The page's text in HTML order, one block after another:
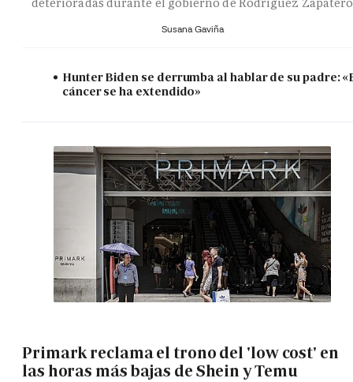
deterioradas durante el gobierno de Rodríguez Zapatero
Susana Gaviña
Hunter Biden se derrumba al hablar de su padre:
cáncer se ha extendido»
Primark reclama el trono del 'low cost' en
las horas más bajas de Shein y Temu